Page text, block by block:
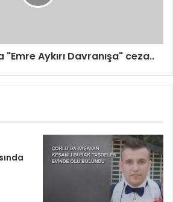
Aykırı Davranışa" ceza..